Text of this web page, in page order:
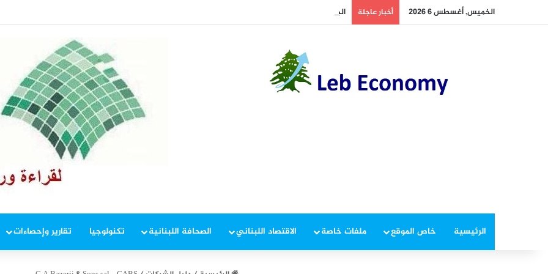
الخميس, أغسطس 6 2026 أخبار عاجلة الجيش يوقف مطلوبين في إطار ملاحقة المخلين بالأمن
الرئيسية خاص الموقع ملفات خاصة الاقتصاد اللبناني الصحافة اللبنانية تكنولوجيا تقارير وإحصاءات